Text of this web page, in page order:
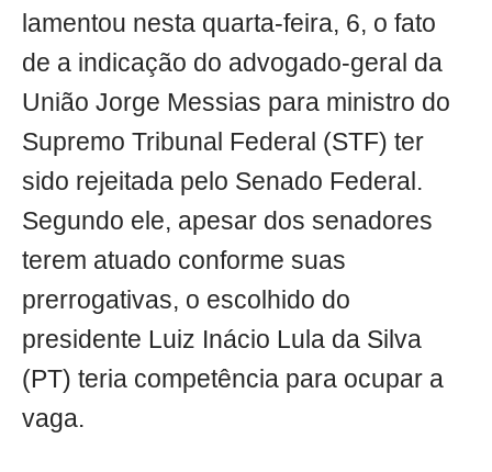
lamentou nesta quarta-feira, 6, o fato
de a indicação do advogado-geral da
União Jorge Messias para ministro do
Supremo Tribunal Federal (STF) ter
sido rejeitada pelo Senado Federal.
Segundo ele, apesar dos senadores
terem atuado conforme suas
prerrogativas, o escolhido do
presidente Luiz Inácio Lula da Silva
(PT) teria competência para ocupar a
vaga.